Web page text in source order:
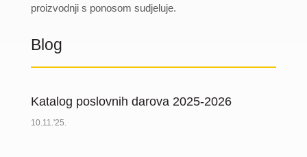
proizvodnji s ponosom sudjeluje.
Blog
Katalog poslovnih darova 2025-2026
10.11.'25.